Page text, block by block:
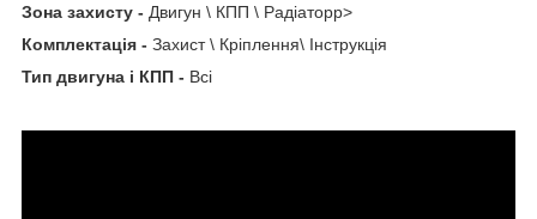
Зона захисту - Двигун \ КПП \ Радіаторp>
Комплектація - Захист \ Кріплення\ Інструкція
Тип двигуна і КПП - Всі